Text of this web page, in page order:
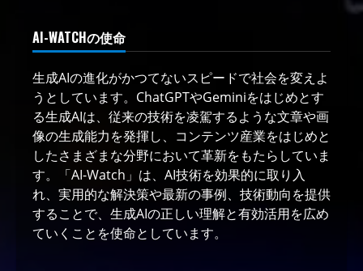
AI-WATCHの使命
生成AIの進化がかつてないスピードで社会を変えよ
うとしています。ChatGPTやGeminiをはじめとす
る生成AIは、従来の技術を凌駕するような文章や画
像の生成能力を発揮し、コンテンツ産業をはじめと
したさまざまな分野において革新をもたらしていま
す。「AI-Watch」は、AI技術を効果的に取り入
れ、実用的な解決策や最新の事例、技術動向を提供
することで、生成AIの正しい理解と有効活用を広め
ていくことを使命としています。